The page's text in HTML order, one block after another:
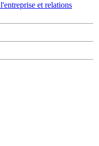
et relations